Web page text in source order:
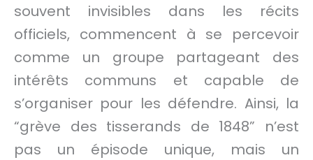
souvent invisibles dans les récits
officiels, commencent à se percevoir
comme un groupe partageant des
intérêts communs et capable de
s’organiser pour les défendre. Ainsi, la
“grève des tisserands de 1848” n’est
pas un épisode unique, mais un